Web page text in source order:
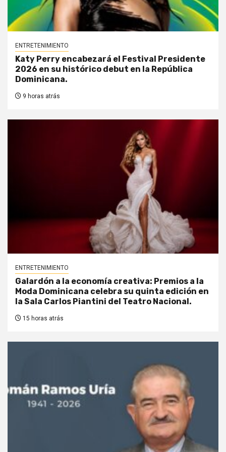
ENTRETENIMIENTO
Katy Perry encabezará el Festival Presidente
2026 en su histórico debut en la República
Dominicana.
9 horas atrás
ENTRETENIMIENTO
Galardón a la economía creativa: Premios a la
Moda Dominicana celebra su quinta edición en
la Sala Carlos Piantini del Teatro Nacional.
15 horas atrás